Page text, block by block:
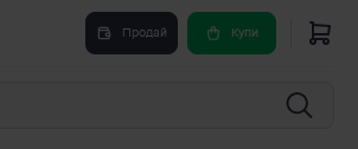
Продай Купи